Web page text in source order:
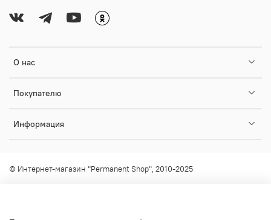
О нас
Покупателю
Информация
© Интернет-магазин "Permanent Shop", 2010-2025